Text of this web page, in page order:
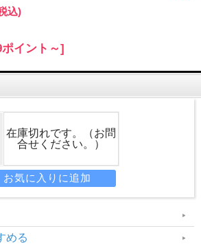
込)
イント～]
在庫切れです。（お問
合せください。）
める